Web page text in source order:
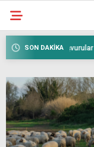
SON DAKİKA
Başvurular Başladı